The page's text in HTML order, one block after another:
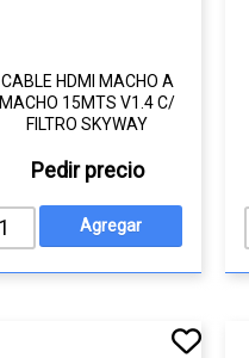
CABLE HDMI MACHO A
MACHO 15MTS V1.4 C/
FILTRO SKYWAY
Pedir precio